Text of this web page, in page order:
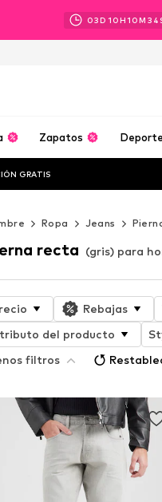
03D 10H10M 32
Zapatos Deporte
GRATIS
Ropa Jeans
recta (gris) para
Rebajas
del producto
filtros